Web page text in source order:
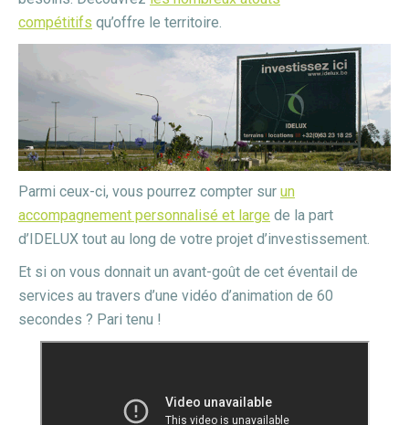
compétitifs qu’offre le territoire.
Parmi ceux-ci, vous pourrez compter sur un
accompagnement personnalisé et large de la part
d’IDELUX tout au long de votre projet d’investissement.
Et si on vous donnait un avant-goût de cet éventail de
services au travers d’une vidéo d’animation de 60
secondes ? Pari tenu !